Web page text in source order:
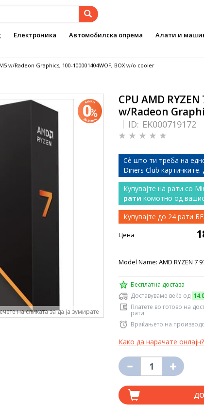
Електроника Автомобилска опрема Алати и
w/Radeon Graphics, 100-100001404WOF, BOX w/o cooler
на сликата за да ја зумирате
CPU AMD
w/Radeon
ID: EK000719172
Сѐ што ти треба на
Diners Club
Купувајте на рати со
рати комотно од
Купувајте до 24 рати
Цена
Model Name: AMD RYZEN 7
Бесплатна достава
Доставуваме веќе од
Платете во готово на
рати
Враќањето на
Како да нарачате онлајн?